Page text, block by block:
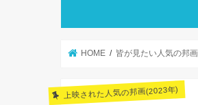
HOME 皆が見たい人気の邦画
上映された人気の邦画(2023年)